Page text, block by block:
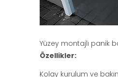
Yüzey montajlı panik
Özellikler:
Kolay kurulum ve